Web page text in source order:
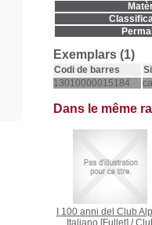
Exemplars (1)
Codi de barres
13010000015184
Dans le même
I 100 anni del Club
Italiano [Fullet] /